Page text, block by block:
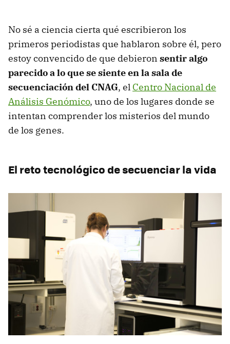
No sé a ciencia cierta qué escribieron los
primeros periodistas que hablaron sobre él, pero
estoy convencido de que debieron sentir algo
parecido a lo que se siente en la sala de
secuenciación del CNAG, el Centro Nacional de
Análisis Genómico, uno de los lugares donde se
intentan comprender los misterios del mundo
de los genes.
El reto tecnológico de secuenciar la vida